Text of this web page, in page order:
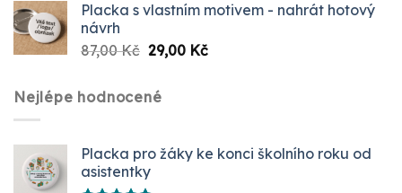
Placka s vlastním motivem - nahrát hotový
návrh
87,00Kč Původní
byla:
87,00 Kč.
29,00 KčAktuální
Nejlépe hodnocené
Placka pro žáky ke konci školního roku od
asistentky